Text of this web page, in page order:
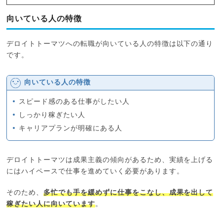
向いている人の特徴
デロイトトーマツへの転職が向いている人の特徴は以下の通り
です。
向いている人の特徴
スピード感のある仕事がしたい人
しっかり稼ぎたい人
キャリアプランが明確にある人
デロイトトーマツは成果主義の傾向があるため、実績を上げる
にはハイペースで仕事を進めていく必要があります。
そのため、多忙でも手を緩めずに仕事をこなし、成果を出して
稼ぎたい人に向いています。